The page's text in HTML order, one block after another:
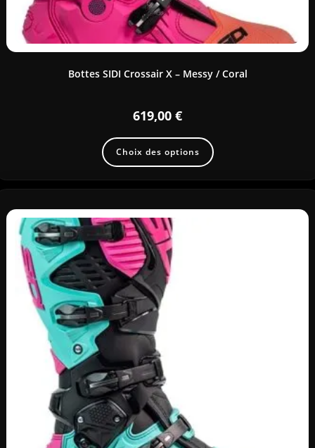
Bottes SIDI Crossair X – Messy / Coral
619,00 €
Choix des options